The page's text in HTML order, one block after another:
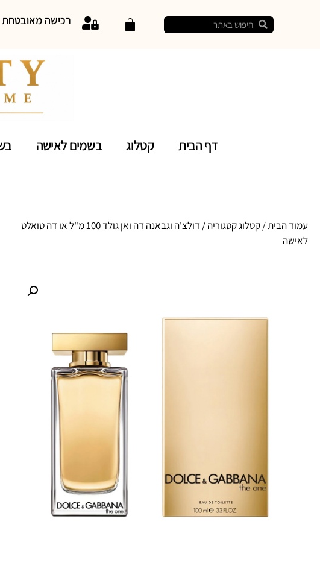
רכישה מאובטחת
דף הבית קטלוג בשמים לאישה
עמוד הבית/קטלוג קטגוריה
/ דולצ'ה וגבאנה דה ואן גולד 100 מ"ל או דה טואלט
לאישה